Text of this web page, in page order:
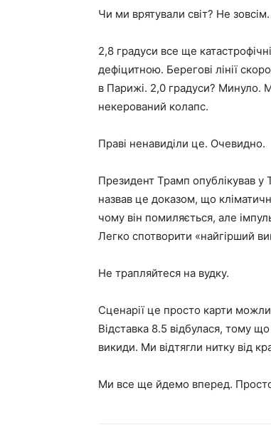
Чи ми врятували світ? Не
2,8 градуси все ще
дефіцитною. Берегові лінії
в Парижі. 2,0 градуси? Минуло.
некерований колапс.
Праві ненавиділи це. Очевидно.
Президент Трамп опублікував
назвав це доказом, що
чому він помиляється, але
Легко спотворити «найгірший
Не трапляйтеся на вудку.
Сценарії це просто карти
Відставка 8.5 відбулася, тому
викиди. Ми відтягли нитку від
Ми все ще йдемо вперед.